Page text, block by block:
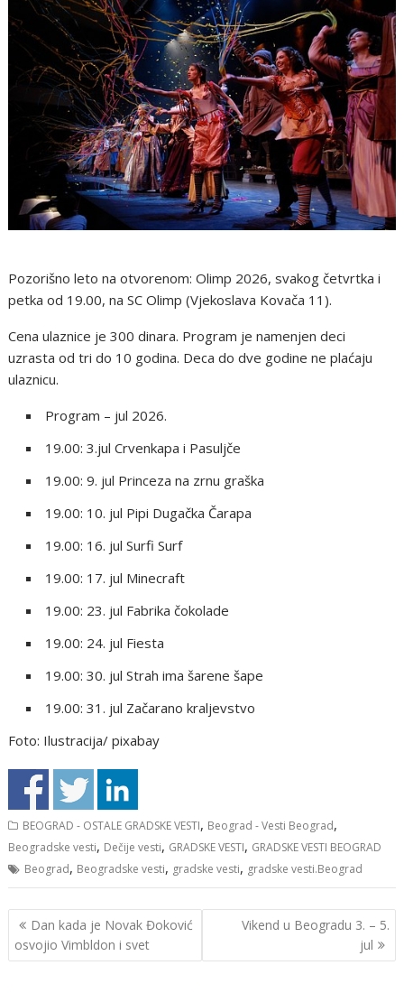
Pozorišno leto na otvorenom: Olimp 2026, svakog četvrtka i
petka od 19.00, na SC Olimp (Vjekoslava Kovača 11).
Cena ulaznice je 300 dinara. Program je namenjen deci
uzrasta od tri do 10 godina. Deca do dve godine ne plaćaju
ulaznicu.
Program – jul 2026.
19.00: 3.jul Crvenkapa i Pasuljče
19.00: 9. jul Princeza na zrnu graška
19.00: 10. jul Pipi Dugačka Čarapa
19.00: 16. jul Surfi Surf
19.00: 17. jul Minecraft
19.00: 23. jul Fabrika čokolade
19.00: 24. jul Fiesta
19.00: 30. jul Strah ima šarene šape
19.00: 31. jul Začarano kraljevstvo
Foto: Ilustracija/ pixabay
BEOGRAD - OSTALE GRADSKE VESTI, Beograd - Vesti Beograd,
Beogradske vesti, Dečije vesti, GRADSKE VESTI, GRADSKE VESTI BEOGRAD
Beograd, Beogradske vesti, gradske vesti, gradske vesti.Beograd
Кретање
чланка
Dan kada je Novak Đoković
osvojio Vimbldon i svet
Vikend u Beogradu 3. – 5.
jul